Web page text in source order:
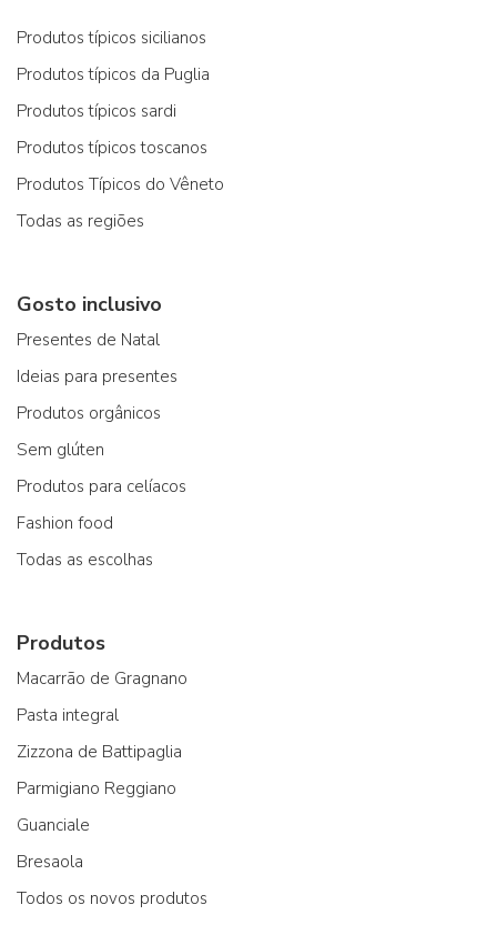
Produtos típicos sicilianos
Produtos típicos da Puglia
Produtos típicos sardi
Produtos típicos toscanos
Produtos Típicos do Vêneto
Todas as regiões
Gosto inclusivo
Presentes de Natal
Ideias para presentes
Produtos orgânicos
Sem glúten
Produtos para celíacos
Fashion food
Todas as escolhas
Produtos
Macarrão de Gragnano
Pasta integral
Zizzona de Battipaglia
Parmigiano Reggiano
Guanciale
Bresaola
Todos os novos produtos